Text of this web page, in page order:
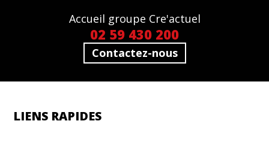
Accueil groupe Cre'actuel
02 59 430 200
Contactez-nous
LIENS RAPIDES